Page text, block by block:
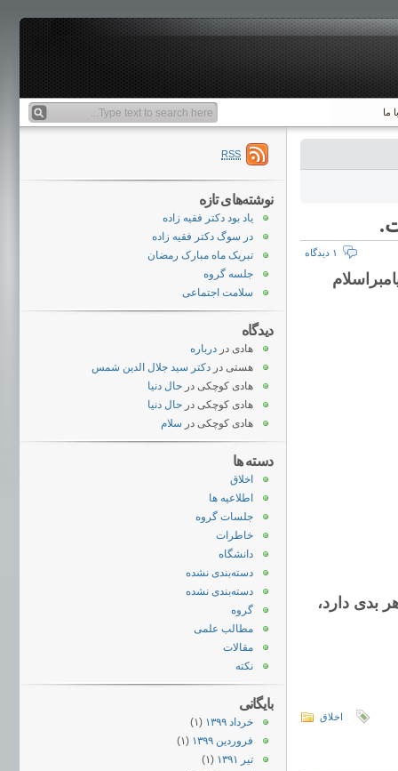
ما
۱ دیدگاه
بدی دارد،
اخلاق
RSS
نوشته‌های تازه
یاد بود دکتر فقیه زاده
در سوگ دکتر فقیه زاده
تبریک ماه مبارک رمضان
جلسه گروه
سلامت اجتماعی
دیدگاه
هادی در درباره
هستی در دکتر سید جلال الدین شمس
هادی کوچکی در حال دنیا
هادی کوچکی در حال دنیا
هادی کوچکی در سلام
دسته ها
اخلاق
اطلاعیه ها
جلسات گروه
خاطرات
دانشگاه
دسته‌بندی نشده
دسته‌بندی نشده
گروه
مطالب علمی
مقالات
نکته
بایگانی
خرداد ۱۳۹۹
(۱)
فروردین ۱۳۹۹
(۱)
تیر ۱۳۹۱
(۱)